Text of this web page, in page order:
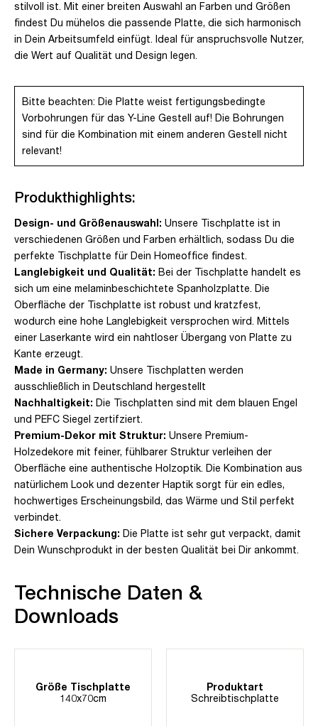
stilvoll ist. Mit einer breiten Auswahl an Farben und Größen
findest Du mühelos die passende Platte, die sich harmonisch
in Dein Arbeitsumfeld einfügt. Ideal für anspruchsvolle Nutzer,
die Wert auf Qualität und Design legen.
Bitte beachten: Die Platte weist fertigungsbedingte
Vorbohrungen für das Y-Line Gestell auf! Die Bohrungen
sind für die Kombination mit einem anderen Gestell nicht
relevant!
Produkthighlights:
Design- und Größenauswahl: Unsere Tischplatte ist in
verschiedenen Größen und Farben erhältlich, sodass Du die
perfekte Tischplatte für Dein Homeoffice findest.
Langlebigkeit und Qualität: Bei der Tischplatte handelt es
sich um eine melaminbeschichtete Spanholzplatte. Die
Oberfläche der Tischplatte ist robust und kratzfest,
wodurch eine hohe Langlebigkeit versprochen wird. Mittels
einer Laserkante wird ein nahtloser Übergang von Platte zu
Kante erzeugt.
Made in Germany: Unsere Tischplatten werden
ausschließlich in Deutschland hergestellt
Nachhaltigkeit: Die Tischplatten sind mit dem blauen Engel
und PEFC Siegel zertifziert.
Premium-Dekor mit Struktur: Unsere Premium-
Holzedekore mit feiner, fühlbarer Struktur verleihen der
Oberfläche eine authentische Holzoptik. Die Kombination aus
natürlichem Look und dezenter Haptik sorgt für ein edles,
hochwertiges Erscheinungsbild, das Wärme und Stil perfekt
verbindet.
Sichere Verpackung: Die Platte ist sehr gut verpackt, damit
Dein Wunschprodukt in der besten Qualität bei Dir ankommt.
Technische Daten &
Downloads
Größe Tischplatte
140x70cm
Produktart
Schreibtischplatte